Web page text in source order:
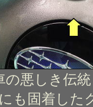
の悪しき伝
も固着した